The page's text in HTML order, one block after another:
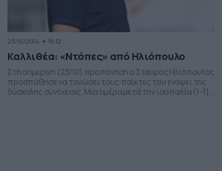
23/10/2014 16:12
Καλλιθέα: «Ντόπες» από Ηλιόπουλο
Στη σημερινή (23/10) προπόνηση ο Σταύρος Ηλιόπουλος
προσπάθησε να τονώσει τους παίκτες του ενόψει της
δύσκολης συνέχειας. Μια ημέρα μετά την ισοπαλία (1-1)